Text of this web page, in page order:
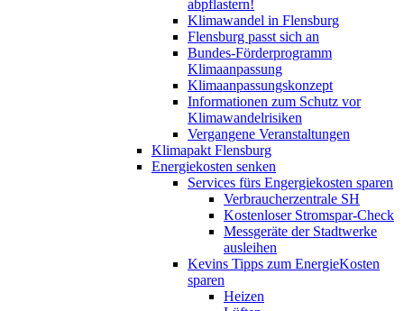
abpflastern!
Klimawandel in Flensburg
Flensburg passt sich an
Bundes-Förderprogramm
Klimaanpassung
Klimaanpassungskonzept
Informationen zum Schutz vor
Klimawandelrisiken
Vergangene Veranstaltungen
Klimapakt Flensburg
Energiekosten senken
Services fürs Engergiekosten sparen
Verbraucherzentrale SH
Kostenloser Stromspar-Check
Messgeräte der Stadtwerke
ausleihen
Kevins Tipps zum EnergieKosten
sparen
Heizen